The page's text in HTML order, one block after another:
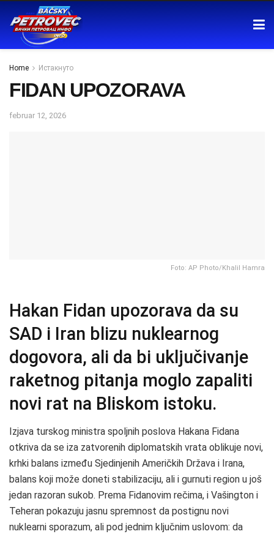
Home Истакнуто
FIDAN UPOZORAVA
februar 12, 2026
Foto: AP Photo/Khalil Hamra
Hakan Fidan upozorava da su
SAD i Iran blizu nuklearnog
dogovora, ali da bi uključivanje
raketnog pitanja moglo zapaliti
novi rat na Bliskom istoku.
Izjava turskog ministra spoljnih poslova Hakana Fidana
otkriva da se iza zatvorenih diplomatskih vrata oblikuje novi,
krhki balans između Sjedinjenih Američkih Država i Irana,
balans koji može doneti stabilizaciju, ali i gurnuti region u još
jedan razoran sukob. Prema Fidanovim rečima, i Vašington i
Teheran pokazuju jasnu spremnost da postignu novi
nuklearni sporazum, ali pod jednim ključnim uslovom: da